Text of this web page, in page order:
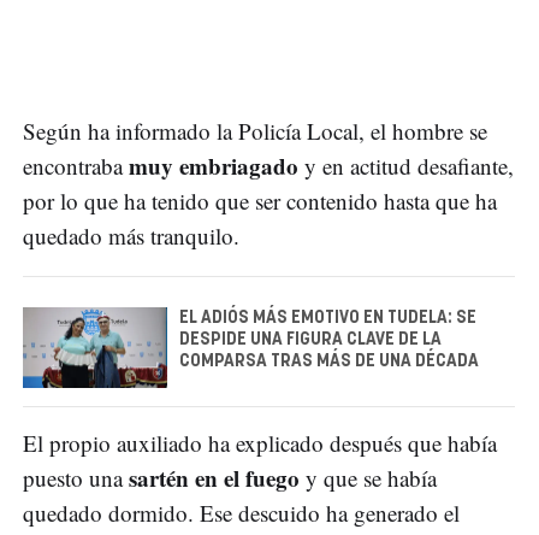
Según ha informado la Policía Local, el hombre se
encontrabamuy embriagado y en actitud desafiante,
por lo que ha tenido que ser contenido hasta que ha
quedado más tranquilo.
EL ADIÓS MÁS EMOTIVO EN TUDELA: SE
DESPIDE UNA FIGURA CLAVE DE LA
COMPARSA TRAS MÁS DE UNA DÉCADA
El propio auxiliado ha explicado después que había
puesto unasartén en el fuego y que se había
quedado dormido. Ese descuido ha generado el